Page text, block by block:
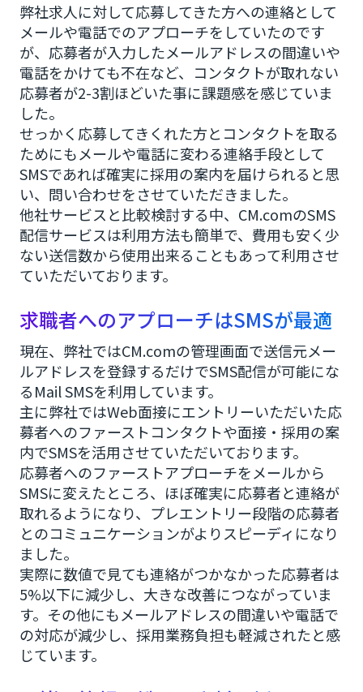
弊社求人に対して応募してきた方への連絡として
メールや電話でのアプローチをしていたのです
が、応募者が入力したメールアドレスの間違いや
電話をかけても不在など、コンタクトが取れない
応募者が2-3割ほどいた事に課題感を感じていま
した。
せっかく応募してきくれた方とコンタクトを取る
ためにもメールや電話に変わる連絡手段として
SMSであれば確実に採用の案内を届けられると思
い、問い合わせをさせていただきました。
他社サービスと比較検討する中、CM.comのSMS
配信サービスは利用方法も簡単で、費用も安く少
ない送信数から使用出来ることもあって利用させ
ていただいております。
求職者へのアプローチはSMSが最適
現在、弊社ではCM.comの管理画面で送信元メー
ルアドレスを登録するだけでSMS配信が可能にな
るMail SMSを利用しています。
主に弊社ではWeb面接にエントリーいただいた応
募者へのファーストコンタクトや面接・採用の案
内でSMSを活用させていただいております。
応募者へのファーストアプローチをメールから
SMSに変えたところ、ほぼ確実に応募者と連絡が
取れるようになり、プレエントリー段階の応募者
とのコミュニケーションがよりスピーディになり
ました。
実際に数値で見ても連絡がつかなかった応募者は
5%以下に減少し、大きな改善につながっていま
す。その他にもメールアドレスの間違いや電話で
の対応が減少し、採用業務負担も軽減されたと感
じています。